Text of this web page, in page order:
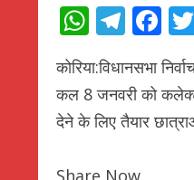
कोरिया:विधानसभा
कल 8 जनवरी को
देने के लिए तैयार